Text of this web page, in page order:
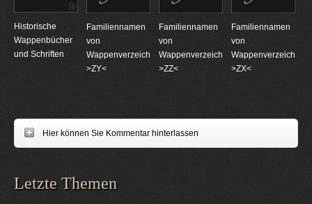
Historische
Wappenbücher
und Schriften
Familiennamen
von
Wappenverzeichnungen
>ZY<
Familiennamen
von
Wappenverzeichnungen
>ZZ<
Familiennamen
von
>ZX<
Hier können Sie Kommentar hinterlassen
Letzte Themen